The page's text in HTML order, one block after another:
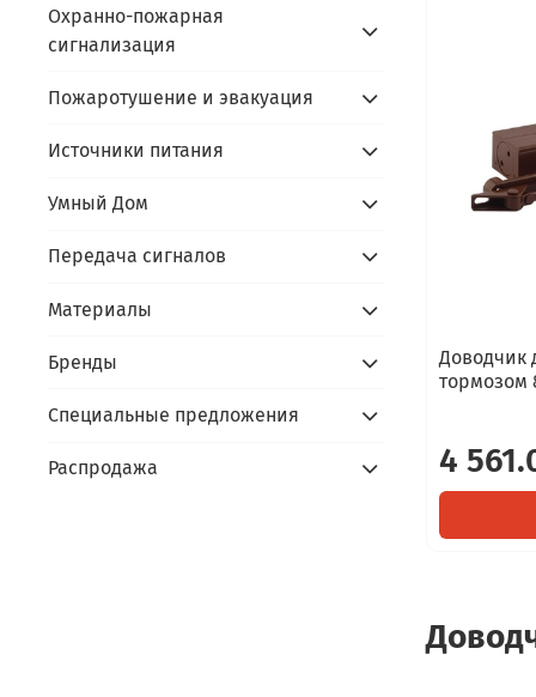
Доводчик
тормозом
4
Охранно-пожарная
сигнализация
Пожаротушение и эвакуация
Источники питания
Умный Дом
Передача сигналов
Материалы
Бренды
Специальные предложения
Распродажа